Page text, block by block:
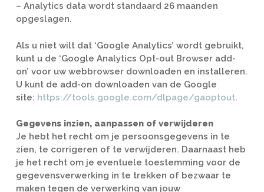
– Analytics data wordt standaard 26 maanden
opgeslagen.
Als u niet wilt dat ‘Google Analytics’ wordt gebruikt,
kunt u de ‘Google Analytics Opt-out Browser add-
on’ voor uw webbrowser downloaden en installeren.
U kunt de add-on downloaden van de Google
site: https://tools.google.com/dlpage/gaoptout.
Gegevens inzien, aanpassen of verwijderen
Je hebt het recht om je persoonsgegevens in te
zien, te corrigeren of te verwijderen. Daarnaast heb
je het recht om je eventuele toestemming voor de
gegevensverwerking in te trekken of bezwaar te
maken tegen de verwerking van jouw